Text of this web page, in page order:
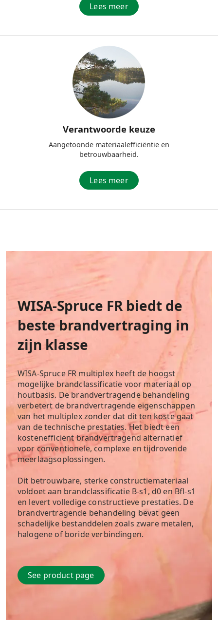
Lees meer
Verantwoorde keuze
Aangetoonde materiaalefficiëntie en
betrouwbaarheid.
Lees meer
WISA-Spruce FR biedt de
beste brandvertraging in
zijn klasse
WISA-Spruce FR multiplex heeft de hoogst
mogelijke brandclassificatie voor materiaal op
houtbasis. De brandvertragende behandeling
verbetert de brandvertragende eigenschappen
van het multiplex zonder dat dit ten koste gaat
van de technische prestaties. Het biedt een
kostenefficiënt brandvertragend alternatief
voor conventionele, complexe en tijdrovende
meerlaagsoplossingen.
Dit betrouwbare, sterke constructiemateriaal
voldoet aan brandclassificatie B-s1, d0 en Bfl-s1
en levert volledige constructieve prestaties. De
brandvertragende behandeling bevat geen
schadelijke bestanddelen zoals zware metalen,
halogene of boride verbindingen.
See product page